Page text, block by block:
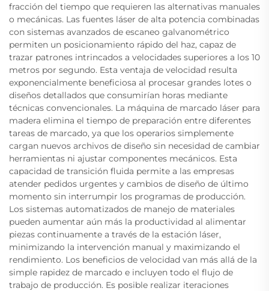
fracción del tiempo que requieren las alternativas manuales
o mecánicas. Las fuentes láser de alta potencia combinadas
con sistemas avanzados de escaneo galvanométrico
permiten un posicionamiento rápido del haz, capaz de
trazar patrones intrincados a velocidades superiores a los 10
metros por segundo. Esta ventaja de velocidad resulta
exponencialmente beneficiosa al procesar grandes lotes o
diseños detallados que consumirían horas mediante
técnicas convencionales. La máquina de marcado láser para
madera elimina el tiempo de preparación entre diferentes
tareas de marcado, ya que los operarios simplemente
cargan nuevos archivos de diseño sin necesidad de cambiar
herramientas ni ajustar componentes mecánicos. Esta
capacidad de transición fluida permite a las empresas
atender pedidos urgentes y cambios de diseño de último
momento sin interrumpir los programas de producción.
Los sistemas automatizados de manejo de materiales
pueden aumentar aún más la productividad al alimentar
piezas continuamente a través de la estación láser,
minimizando la intervención manual y maximizando el
rendimiento. Los beneficios de velocidad van más allá de la
simple rapidez de marcado e incluyen todo el flujo de
trabajo de producción. Es posible realizar iteraciones